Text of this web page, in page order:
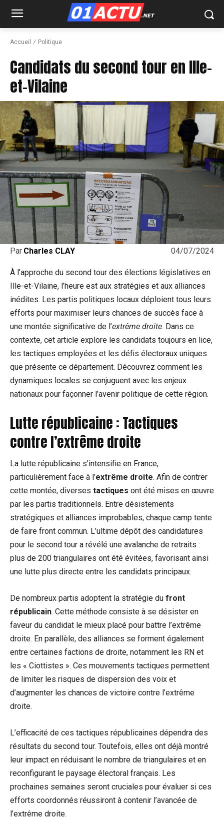
Accueil Politique
Candidats du second tour en Ille-
et-Vilaine
04/07/2024
Par Charles CLAY
À l’approche du second tour des élections législatives en
Ille-et-Vilaine, l’heure est aux stratégies et aux alliances
inédites. Les partis politiques locaux déploient tous leurs
efforts pour maximiser leurs chances de succès face à
une montée significative de l’extrême droite. Dans ce
contexte, cet article explore les candidats toujours en lice,
les tactiques employées et les défis électoraux uniques
que présente ce département. Découvrez comment les
dynamiques locales se conjuguent avec les enjeux
nationaux pour façonner l’avenir politique de cette région.
Lutte républicaine : Tactiques
contre l’extrême droite
La lutte républicaine s’intensifie en France,
particulièrement face à l’extrême droite. Afin de contrer
cette montée, diverses tactiques ont été mises en œuvre
par les partis traditionnels. Entre désistements
stratégiques et alliances improbables, chaque camp tente
de faire front commun. L’ultime dépôt des candidatures
pour le second tour a révélé une avalanche de retraits :
plus de 200 triangulaires ont été évitées, favorisant ainsi
une lutte plus directe entre les candidats principaux.
De nombreux partis adoptent la stratégie du front
républicain. Cette méthode consiste à se désister en
faveur du candidat le mieux placé pour battre l’extrême
droite. En parallèle, des alliances se forment également
entre certaines factions de droite, notamment les RN et
les « Ciottistes ». Ces mouvements tactiques permettent
de limiter les risques de dispersion des voix et
d’augmenter les chances de victoire contre l’extrême
droite.
L’efficacité de ces tactiques républicaines dépendra des
résultats du second tour. Toutefois, elles ont déjà montré
leur impact en réduisant le nombre de triangulaires et en
reconfigurant le paysage électoral français. Les
prochaines semaines seront cruciales pour évaluer si ces
efforts coordonnés réussiront à contenir l’avancée de
l’extrême droite.